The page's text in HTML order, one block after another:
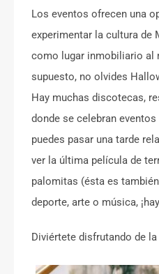
Los eventos ofrecen una
experimentar la cultura de
como lugar inmobiliario al
supuesto, no olvides
Hay muchas discotecas,
donde se celebran
puedes pasar una tarde
ver la última película de
palomitas (ésta es
deporte, arte o música,
Diviértete disfrutando de